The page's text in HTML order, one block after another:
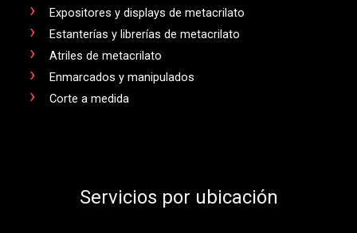
Expositores y displays de metacrilato
Estanterías y librerías de metacrilato
Atriles de metacrilato
Enmarcados y manipulados
Corte a medida
Servicios por ubicación